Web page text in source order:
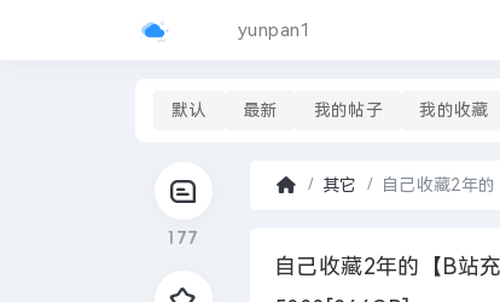
yunpan1
默认 最新 我的帖子 我的收藏
177
页
其它
›
自己收藏2年
自己收藏2年的【B站